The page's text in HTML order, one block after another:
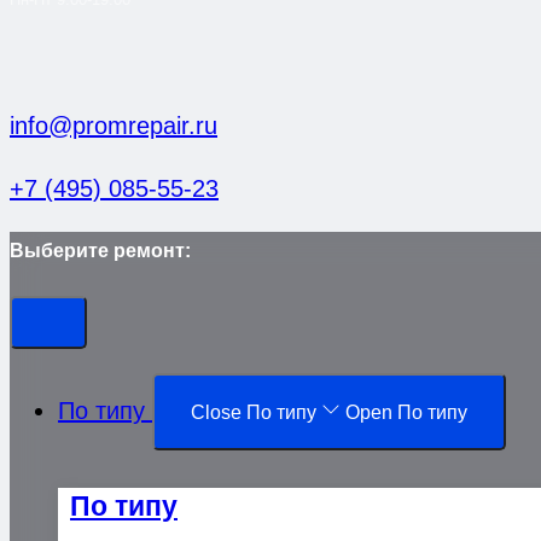
info@promrepair.ru
+7 (495) 085-55-23
Выберите ремонт:
По типу Close По типу Open По типу
По типу